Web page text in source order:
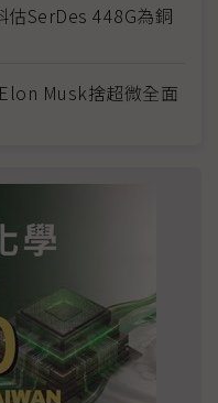
SerDes 448G為銅
Musk捨超微全面